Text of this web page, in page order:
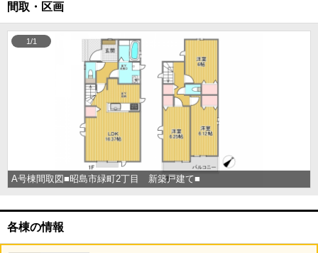
間取・区画
A号棟間取図■昭島市緑町2丁目 新築戸建て■
1/1
各棟の情報